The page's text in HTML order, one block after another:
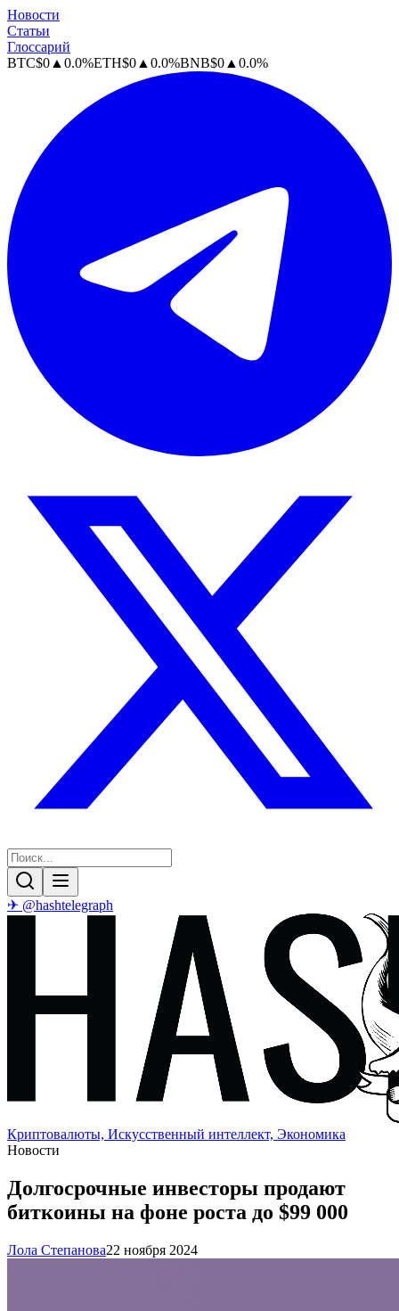
Новости
Статьи
Глоссарий
BTC$0 ▲ 0.0%ETH$0 ▲ 0.0%BNB$0 ▲ 0.0%
✈ @hashtelegraph
Криптовалюты, Искусственный интеллект, Экономика
Новости
Долгосрочные инвесторы продают
биткоины на фоне роста до $99 000
Лола Степанова22 ноября 2024